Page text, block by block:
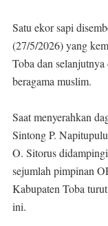
Satu ekor sapi
(27/5/2026) yang
Toba dan
beragama muslim.
Saat menyerahkan
Sintong P.
O. Sitorus
sejumlah pimpinan
Kabupaten Toba
ini.